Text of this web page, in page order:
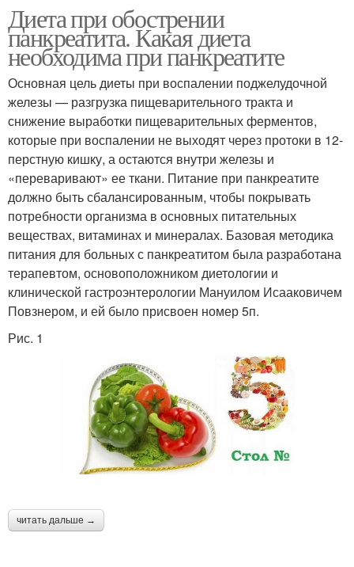
Диета при обострении
панкреатита. Какая диета
необходима при панкреатите
Основная цель диеты при воспалении поджелудочной
железы — разгрузка пищеварительного тракта и
снижение выработки пищеварительных ферментов,
которые при воспалении не выходят через протоки в 12-
перстную кишку, а остаются внутри железы и
«переваривают» ее ткани. Питание при панкреатите
должно быть сбалансированным, чтобы покрывать
потребности организма в основных питательных
веществах, витаминах и минералах. Базовая методика
питания для больных с панкреатитом была разработана
терапевтом, основоположником диетологии и
клинической гастроэнтерологии Мануилом Исааковичем
Повзнером, и ей было присвоен номер 5п.
Рис. 1
читать дальше →